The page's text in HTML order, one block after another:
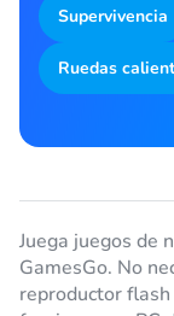
Supervivencia
Ruedas
Juega juegos de
GamesGo. No
reproductor